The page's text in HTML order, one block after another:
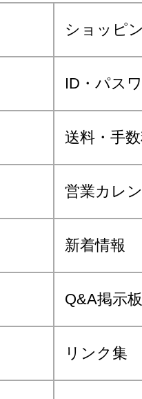
ショッピ
ID・パス
送料・手
営業カレ
新着情報
Q&A掲示板
リンク集